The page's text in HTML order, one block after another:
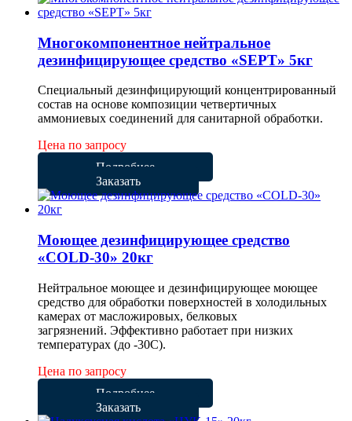
Многокомпонентное нейтральное
дезинфицирующее средство «SEPT» 5кг
Специальный дезинфицирующий концентрированный
состав на основе композиции четвертичных
аммониевых соединений для санитарной обработки.
Цена по запросу
Подробнее
Заказать
Моющее дезинфицирующее средство
«COLD-30» 20кг
Нейтральное моющее и дезинфицирующее моющее
средство для обработки поверхностей в холодильных
камерах от масложировых, белковых
загрязнений. Эффективно работает при низких
температурах (до -30С).
Цена по запросу
Подробнее
Заказать